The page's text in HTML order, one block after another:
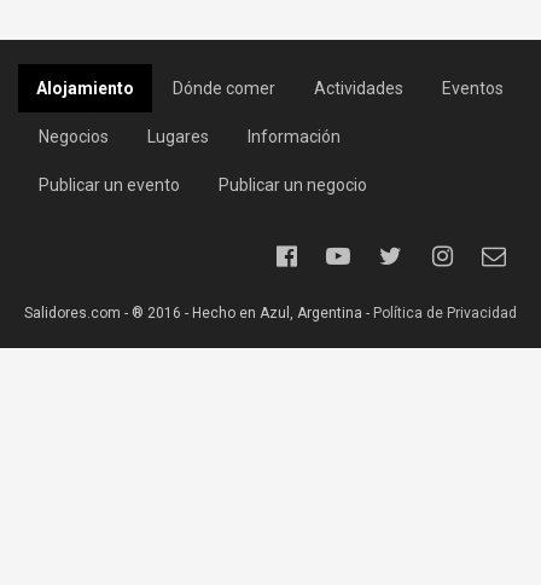
Alojamiento Dónde comer Actividades Eventos
Negocios Lugares Información
Publicar un evento Publicar un negocio
Salidores.com - ® 2016 - Hecho en Azul, Argentina - Política de Privacidad